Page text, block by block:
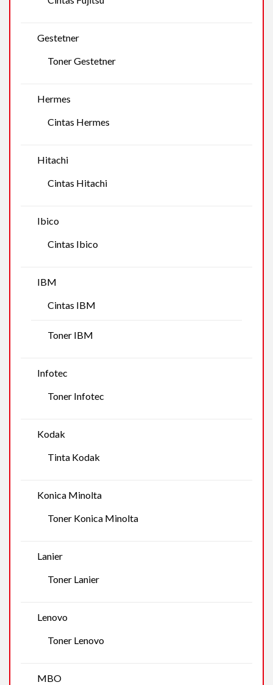
Gestetner
Toner Gestetner
Hermes
Cintas Hermes
Hitachi
Cintas Hitachi
Ibico
Cintas Ibico
IBM
Cintas IBM
Toner IBM
Infotec
Toner Infotec
Kodak
Tinta Kodak
Konica Minolta
Toner Konica Minolta
Lanier
Toner Lanier
Lenovo
Toner Lenovo
MBO